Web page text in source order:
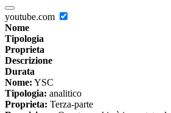
youtube.com
Nome
Tipologia
Proprieta
Descrizione
Durata
Nome: YSC
Tipologia: analitico
Proprieta: Terza-parte